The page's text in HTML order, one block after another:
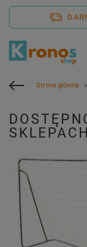
Strona główna
SKLEPACH